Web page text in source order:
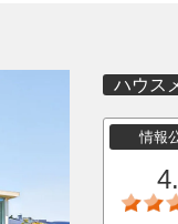
ハウス
情報